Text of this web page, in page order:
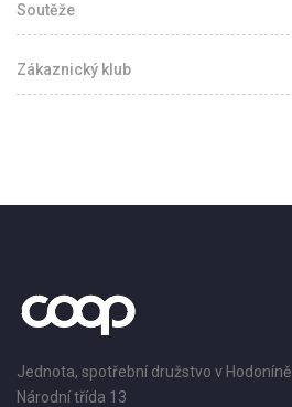
Soutěže
Zákaznický klub
Jednota, spotřební družstvo v Hodoníně
Národní třída 13